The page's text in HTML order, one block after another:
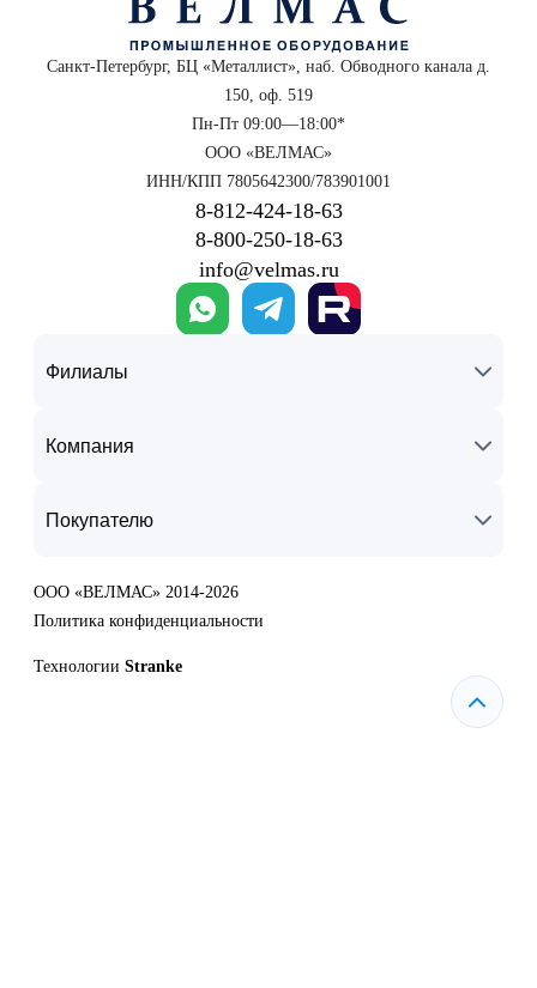
Санкт-Петербург, БЦ «Металлист», наб. Обводного канала д.
150, оф. 519
Пн-Пт 09:00—18:00*
ООО «ВЕЛМАС»
ИНН/КПП 7805642300/783901001
8‑812‑424‑18‑63
8‑800‑250‑18‑63
info@velmas.ru
Филиалы
Компания
Покупателю
ООО «ВЕЛМАС» 2014-2026
Политика конфиденциальности
Технологии Stranke